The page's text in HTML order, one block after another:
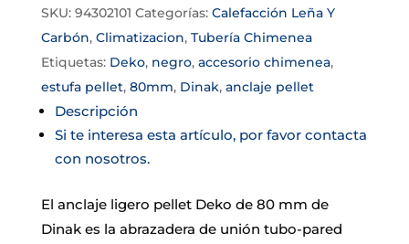
SKU: 94302101 Categorías: Calefacción Leña Y
Carbón, Climatizacion, Tubería Chimenea
Etiquetas: Deko, negro, accesorio chimenea,
estufa pellet, 80mm, Dinak, anclaje pellet
Descripción
Si te interesa esta artículo, por favor contacta
con nosotros.
El anclaje ligero pellet Deko de 80 mm de
Dinak es la abrazadera de unión tubo-pared